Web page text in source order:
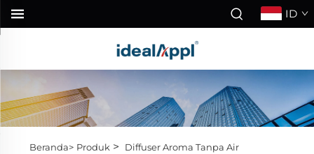
ID
Beranda> Produk > Diffuser Aroma Tanpa Air